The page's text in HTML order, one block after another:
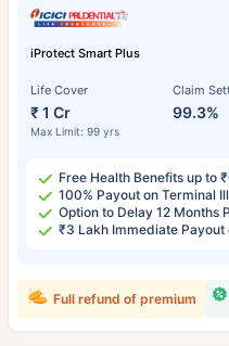
iProtect Smart Plus
Life Cover
₹ 1 Cr
Max Limit: 99 yrs
Claim
99.3%
Free Health Benefits up to
100% Payout on Terminal
Option to Delay 12 Months
₹3 Lakh Immediate
Full refund of premium